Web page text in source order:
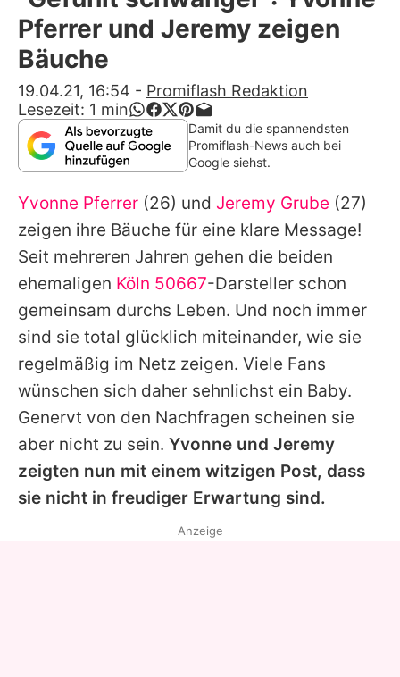
Alle Themen auf Promiflash
App runterladen
Team
Redaktionelle Richtlinien
Impressum
Datenschutzerklärung
Nutzungsbedingungen
Utiq verwalten
Pferrer und Jeremy zeigen
Bäuche
19.04.21, 16:54 - Promiflash Redaktion
Lesezeit: 1 min
Damit du die spannendsten
Promiflash-News auch bei
Google siehst.
Yvonne Pferrer (26) und Jeremy Grube (27)
zeigen ihre Bäuche für eine klare Message!
Seit mehreren Jahren gehen die beiden
ehemaligen Köln 50667-Darsteller schon
gemeinsam durchs Leben. Und noch immer
sind sie total glücklich miteinander, wie sie
regelmäßig im Netz zeigen. Viele Fans
wünschen sich daher sehnlichst ein Baby.
Genervt von den Nachfragen scheinen sie
aber nicht zu sein. Yvonne und Jeremy
zeigten nun mit einem witzigen Post, dass
sie nicht in freudiger Erwartung sind.
Anzeige